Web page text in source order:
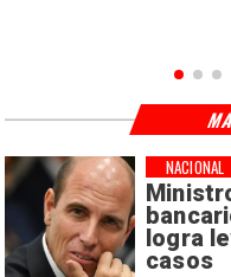
logra
casos
NACIONAL